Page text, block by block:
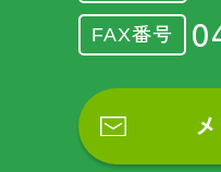
FAX番号